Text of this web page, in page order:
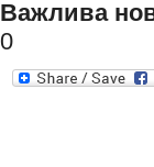
Важлива
0